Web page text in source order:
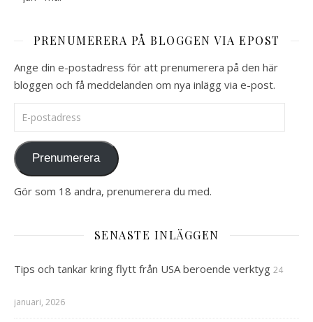
PRENUMERERA PÅ BLOGGEN VIA EPOST
Ange din e-postadress för att prenumerera på den här
bloggen och få meddelanden om nya inlägg via e-post.
E-postadress
Prenumerera
Gör som 18 andra, prenumerera du med.
SENASTE INLÄGGEN
Tips och tankar kring flytt från USA beroende verktyg 24
januari, 2026